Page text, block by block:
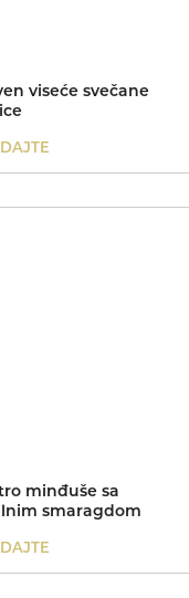
viseće svečane
minđuše sa
smaragdom